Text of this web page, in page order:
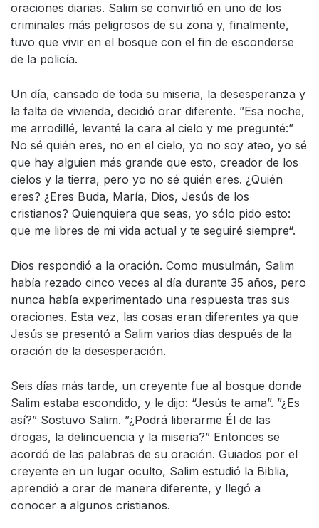
oraciones diarias. Salim se convirtió en uno de los
criminales más peligrosos de su zona y, finalmente,
tuvo que vivir en el bosque con el fin de esconderse
de la policía.
Un día, cansado de toda su miseria, la desesperanza y
la falta de vivienda, decidió orar diferente. ”Esa noche,
me arrodillé, levanté la cara al cielo y me pregunté:”
No sé quién eres, no en el cielo, yo no soy ateo, yo sé
que hay alguien más grande que esto, creador de los
cielos y la tierra, pero yo no sé quién eres. ¿Quién
eres? ¿Eres Buda, María, Dios, Jesús de los
cristianos? Quienquiera que seas, yo sólo pido esto:
que me libres de mi vida actual y te seguiré siempre“.
Dios respondió a la oración. Como musulmán, Salim
había rezado cinco veces al día durante 35 años, pero
nunca había experimentado una respuesta tras sus
oraciones. Esta vez, las cosas eran diferentes ya que
Jesús se presentó a Salim varios días después de la
oración de la desesperación.
Seis días más tarde, un creyente fue al bosque donde
Salim estaba escondido, y le dijo: “Jesús te ama”. ”¿Es
así?” Sostuvo Salim. ”¿Podrá liberarme Él de las
drogas, la delincuencia y la miseria?” Entonces se
acordó de las palabras de su oración. Guiados por el
creyente en un lugar oculto, Salim estudió la Biblia,
aprendió a orar de manera diferente, y llegó a
conocer a algunos cristianos.